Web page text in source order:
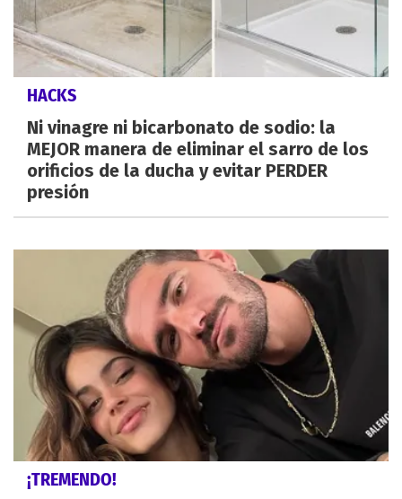
HACKS
Ni vinagre ni bicarbonato de sodio: la
MEJOR manera de eliminar el sarro de los
orificios de la ducha y evitar PERDER
presión
¡TREMENDO!